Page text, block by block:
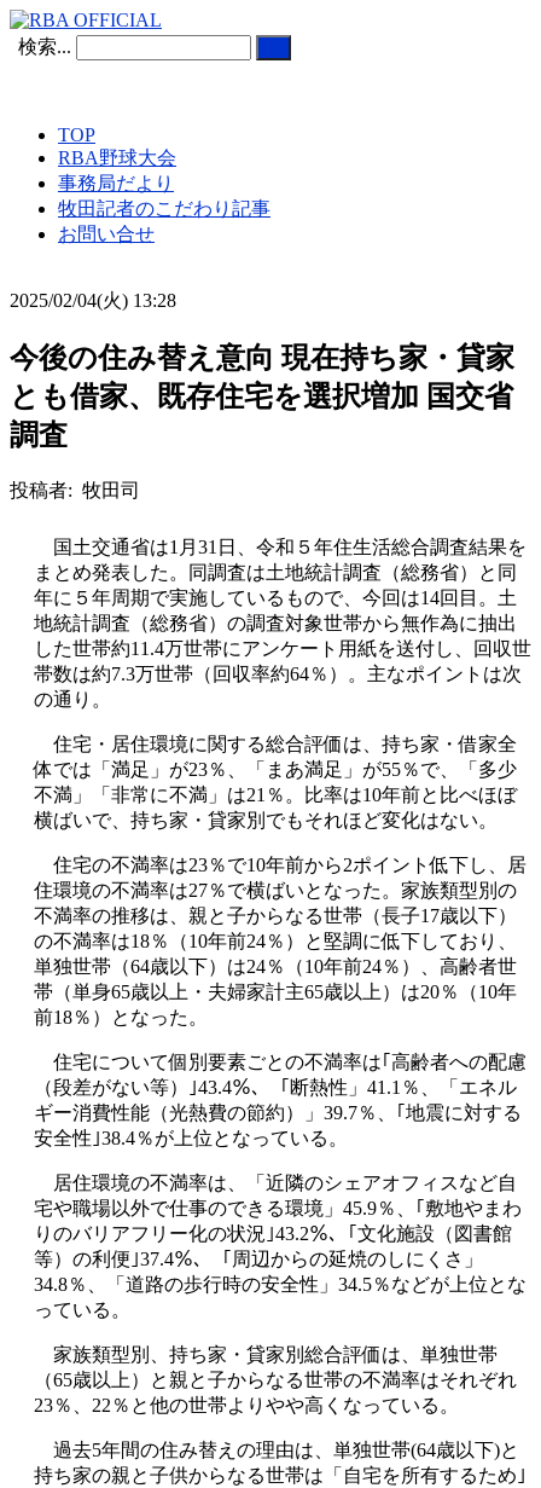
検索...
TOP
RBA野球大会
事務局だより
牧田記者のこだわり記事
お問い合せ
2025/02/04(火) 13:28
今後の住み替え意向 現在持ち家・貸家
とも借家、既存住宅を選択増加 国交省
調査
投稿者: 牧田司
国土交通省は1月31日、令和５年住生活総合調査結果を
まとめ発表した。同調査は土地統計調査（総務省）と同
年に５年周期で実施しているもので、今回は14回目。土
地統計調査（総務省）の調査対象世帯から無作為に抽出
した世帯約11.4万世帯にアンケート用紙を送付し、回収世
帯数は約7.3万世帯（回収率約64％）。主なポイントは次
の通り。
住宅・居住環境に関する総合評価は、持ち家・借家全
体では「満足」が23％、「まあ満足」が55％で、「多少
不満」「非常に不満」は21％。比率は10年前と比べほぼ
横ばいで、持ち家・貸家別でもそれほど変化はない。
住宅の不満率は23％で10年前から2ポイント低下し、居
住環境の不満率は27％で横ばいとなった。家族類型別の
不満率の推移は、親と子からなる世帯（長子17歳以下）
の不満率は18％（10年前24％）と堅調に低下しており、
単独世帯（64歳以下）は24％（10年前24％）、高齢者世
帯（単身65歳以上・夫婦家計主65歳以上）は20％（10年
前18％）となった。
住宅について個別要素ごとの不満率は｢高齢者への配慮
（段差がない等）｣43.4％、「断熱性」41.1％、「エネル
ギー消費性能（光熱費の節約）」39.7％、｢地震に対する
安全性｣38.4％が上位となっている。
居住環境の不満率は、「近隣のシェアオフィスなど自
宅や職場以外で仕事のできる環境」45.9％、｢敷地やまわ
りのバリアフリー化の状況｣43.2％、｢文化施設（図書館
等）の利便｣37.4％、「周辺からの延焼のしにくさ」
34.8％、「道路の歩行時の安全性」34.5％などが上位とな
っている。
家族類型別、持ち家・貸家別総合評価は、単独世帯
（65歳以上）と親と子からなる世帯の不満率はそれぞれ
23％、22％と他の世帯よりやや高くなっている。
過去5年間の住み替えの理由は、単独世帯(64歳以下)と
持ち家の親と子供からなる世帯は「自宅を所有するため｣